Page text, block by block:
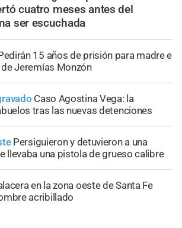
cuatro meses antes del
ser escuchada
15 años de prisión para madre e
Jeremías Monzón
Caso Agostina Vega: la
tras las nuevas detenciones
Persiguieron y detuvieron a una
llevaba una pistola de grueso calibre
en la zona oeste de Santa Fe
acribillado